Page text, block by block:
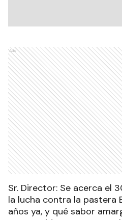
Ads
Sr. Director: Se acerca el
la lucha contra la pastera
años ya, y qué sabor